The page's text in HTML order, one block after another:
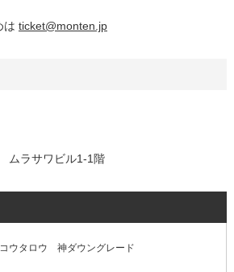
は ticket@monten.jp
ムラサワビル1-1階
ウタロウ 神ダウングレード